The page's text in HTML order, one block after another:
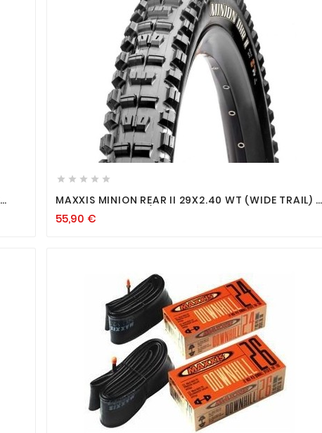
  
    
MAXXIS MINION REAR II 29X2.40 WT (WIDE TRAIL) -
TR. SOUPLE - EXO / TUBELESS READY
55,90 €